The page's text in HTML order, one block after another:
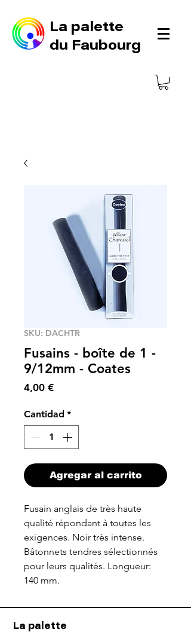
La palette
du Faubourg
SKU: DACHTR
Fusains - boîte de 1 -
9/12mm - Coates
4,00 €Precio
Cantidad *
Agregar al carrito
Fusain anglais de très haute
qualité répondant à toutes les
exigences. Noir très intense.
Bâtonnets tendres sélectionnés
pour leurs qualités. Longueur:
140 mm.
La palette